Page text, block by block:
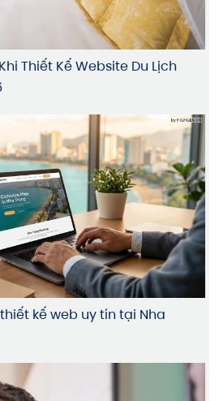
Thiết Kế Website Du Lịch
kế web uy tín tại Nha